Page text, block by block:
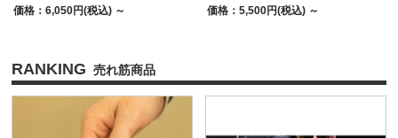
価格：6,050円(税込) ～
価格：5,500円(税込) ～
RANKING